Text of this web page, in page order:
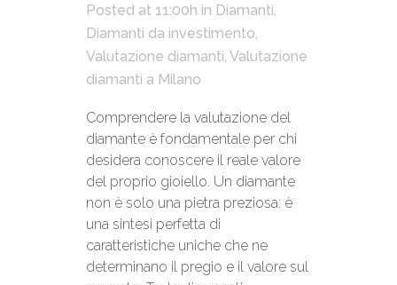
Posted at 11:00h in Diamanti,
Diamanti da investimento,
Valutazione diamanti, Valutazione
diamanti a Milano
Comprendere la valutazione del
diamante è fondamentale per chi
desidera conoscere il reale valore
del proprio gioiello. Un diamante
non è solo una pietra preziosa: è
una sintesi perfetta di
caratteristiche uniche che ne
determinano il pregio e il valore sul